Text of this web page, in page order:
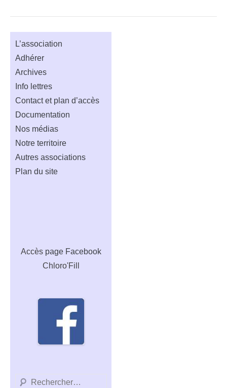
L’association
Adhérer
Archives
Info lettres
Contact et plan d’accès
Documentation
Nos médias
Notre territoire
Autres associations
Plan du site
Accès page Facebook
Chloro'Fill
Recherche